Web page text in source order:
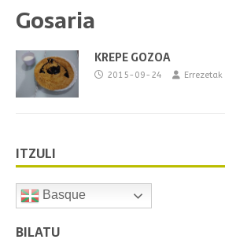
Gosaria
KREPE GOZOA
2015-09-24 Errezetak
ITZULI
Basque
BILATU